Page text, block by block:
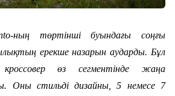
ның төртінші буындағы соңғы
ерекше назарын аударды. Бұл
өз сегментінде жаңа
Оны стильді дизайны, 5 немесе 7